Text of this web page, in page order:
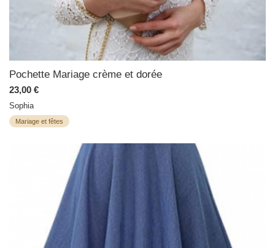
Pochette Mariage crème et dorée
23,00 €
Sophia
Mariage et fêtes